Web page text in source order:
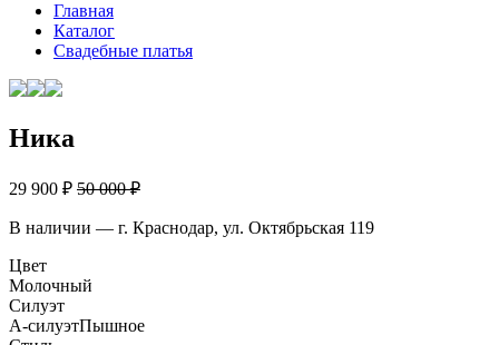
Главная
Каталог
Свадебные платья
Ника
29 900 ₽ 50 000 ₽
В наличии — г. Краснодар, ул. Октябрьская 119
Цвет
Молочный
Силуэт
А-силуэтПышное